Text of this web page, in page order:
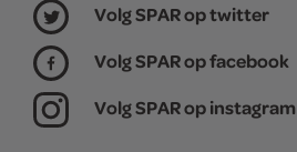
Volg SPAR op twitter
Volg SPAR op facebook
Volg SPAR op instagram